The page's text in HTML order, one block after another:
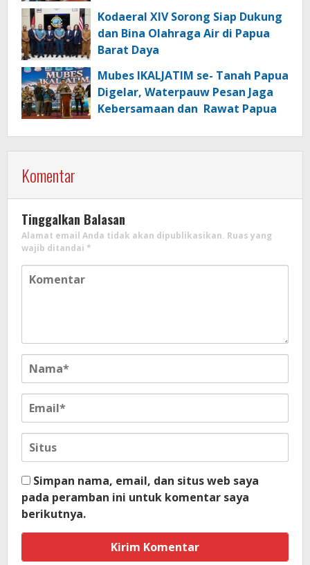
Kodaeral XIV Sorong Siap Dukung
dan Bina Olahraga Air di Papua
Barat Daya
Mubes IKALJATIM se- Tanah Papua
Digelar, Waterpauw Pesan Jaga
Kebersamaan dan Rawat Papua
Komentar
Tinggalkan Balasan
Alamat email Anda tidak akan dipublikasikan. Ruas yang
wajib ditandai *
Simpan nama, email, dan situs web saya
pada peramban ini untuk komentar saya
berikutnya.